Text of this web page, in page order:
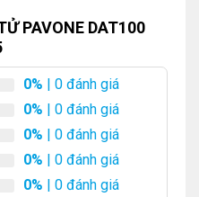
PAVONE DAT100
0% | 0 đánh giá
0% | 0 đánh giá
0% | 0 đánh giá
0% | 0 đánh giá
0% | 0 đánh giá